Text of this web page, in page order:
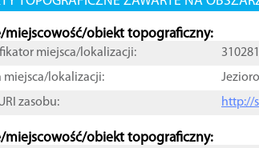
miejscowość/obiekt topograficzny:
miejsca/lokalizacji:
miejsca/lokalizacji:
zasobu:
http://
miejscowość/obiekt topograficzny: